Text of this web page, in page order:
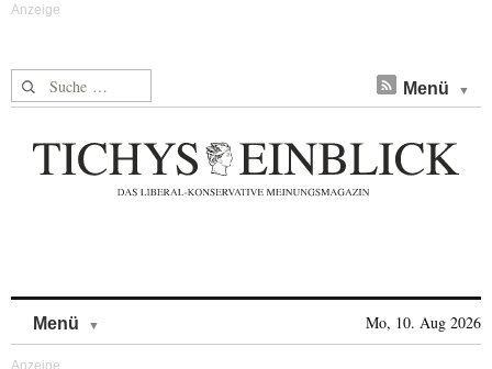
Suche nach: Menü
Menü Mo, 10. Aug 2026